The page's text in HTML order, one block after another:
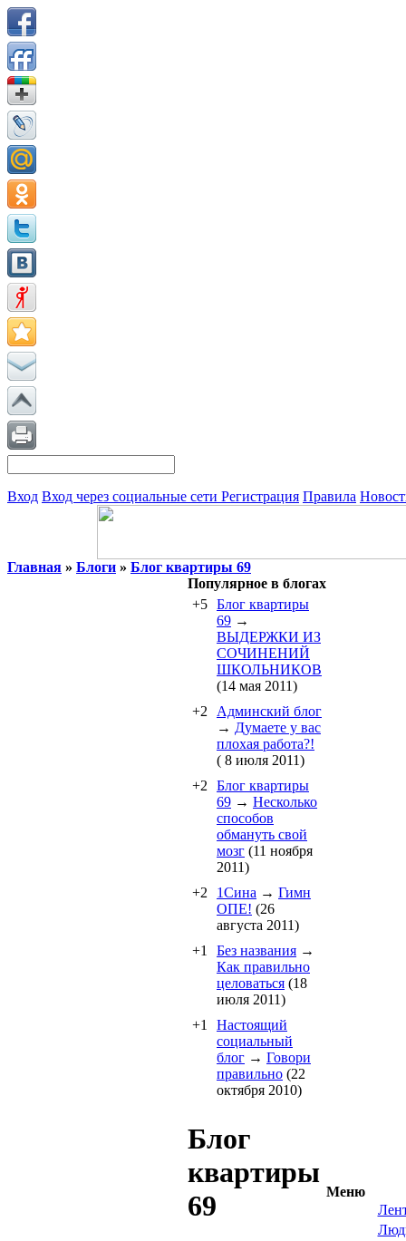
Вход Вход через социальные сети Регистрация Правила
Главная » Блоги » Блог квартиры 69
Популярное в блогах
+5 Блог квартиры
69 →
ВЫДЕРЖКИ ИЗ
СОЧИНЕНИЙ
ШКОЛЬНИКОВ
(14 мая 2011)
+2
Админский блог
→ Думаете у вас
плохая работа?!
( 8 июля 2011)
+2
Блог квартиры
69 → Несколько
способов
обмануть свой
мозг (11 ноября
2011)
+2
1Cина → Гимн
ОПЕ! (26
августа 2011)
+1
Без названия →
Как правильно
целоваться (18
июля 2011)
+1
Настоящий
социальный
блог → Говори
правильно (22
октября 2010)
Блог
квартиры
69
Меню